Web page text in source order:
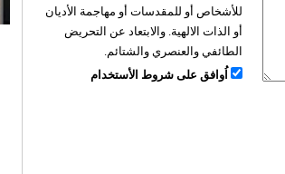
للأشخاص أو للمقدسات أو مهاجمة الأديان
أو الذات الالهية. والابتعاد عن التحريض
الطائفي والعنصري والشتائم.
اُوافق على شروط الأستخدام